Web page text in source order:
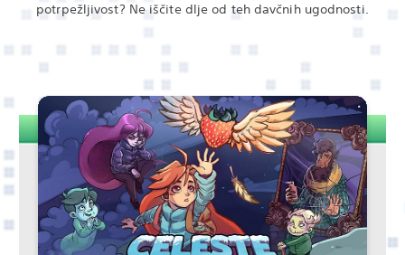
potrpežljivost? Ne iščite dlje od teh davčnih ugodnosti.